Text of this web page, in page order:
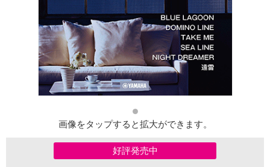
画像をタップすると拡大ができます。
好評発売中